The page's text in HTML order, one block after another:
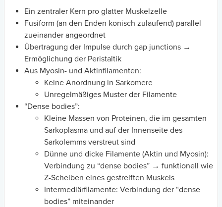
Ein zentraler Kern pro glatter Muskelzelle
Fusiform (an den Enden konisch zulaufend) parallel
zueinander angeordnet
Übertragung der Impulse durch gap junctions →
Ermöglichung der Peristaltik
Aus Myosin- und Aktinfilamenten:
Keine Anordnung in Sarkomere
Unregelmäßiges Muster der Filamente
“Dense bodies”:
Kleine Massen von Proteinen, die im gesamten
Sarkoplasma und auf der Innenseite des
Sarkolemms verstreut sind
Dünne und dicke Filamente (Aktin und Myosin):
Verbindung zu “dense bodies” → funktionell wie
Z-Scheiben eines gestreiften Muskels
Intermediärfilamente: Verbindung der “dense
bodies” miteinander